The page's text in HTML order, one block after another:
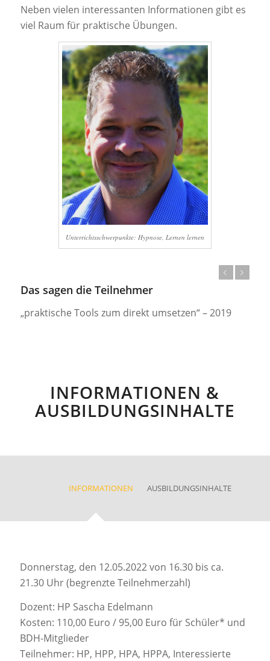
Neben vielen interessanten Informationen gibt es
viel Raum für praktische Übungen.
Unterrichtsschwerpunkte: Hypnose, Lernen lernen
Das sagen die Teilnehmer
„praktische Tools zum direkt umsetzen“ – 2019
INFORMATIONEN &
AUSBILDUNGSINHALTE
INFORMATIONEN AUSBILDUNGSINHALTE
Donnerstag, den 12.05.2022 von 16.30 bis ca.
21.30 Uhr (begrenzte Teilnehmerzahl)
Dozent: HP Sascha Edelmann
Kosten: 110,00 Euro / 95,00 Euro für Schüler* und
BDH-Mitglieder
Teilnehmer: HP, HPP, HPA, HPPA, Interessierte